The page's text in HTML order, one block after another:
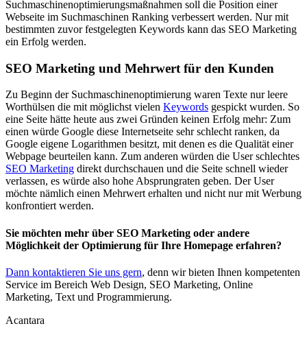
Suchmaschinenoptimierungsmaßnahmen soll die Position einer
Webseite im Suchmaschinen Ranking verbessert werden. Nur mit
bestimmten zuvor festgelegten Keywords kann das SEO Marketing
ein Erfolg werden.
SEO Marketing und Mehrwert für den Kunden
Zu Beginn der Suchmaschinenoptimierung waren Texte nur leere
Worthülsen die mit möglichst vielen Keywords gespickt wurden. So
eine Seite hätte heute aus zwei Gründen keinen Erfolg mehr: Zum
einen würde Google diese Internetseite sehr schlecht ranken, da
Google eigene Logarithmen besitzt, mit denen es die Qualität einer
Webpage beurteilen kann. Zum anderen würden die User schlechtes
SEO Marketing direkt durchschauen und die Seite schnell wieder
verlassen, es würde also hohe Absprungraten geben. Der User
möchte nämlich einen Mehrwert erhalten und nicht nur mit Werbung
konfrontiert werden.
Sie möchten mehr über SEO Marketing oder andere
Möglichkeit der Optimierung für Ihre Homepage erfahren?
Dann kontaktieren Sie uns gern, denn wir bieten Ihnen kompetenten
Service im Bereich Web Design, SEO Marketing, Online
Marketing, Text und Programmierung.
Acantara